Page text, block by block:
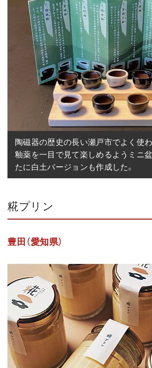
陶磁器の歴史の長い瀬戸市でよく使
釉薬を一目で見て楽しめるようミニ
たに白土バージョンも作成した。
糀プリン
豊田（愛知県）